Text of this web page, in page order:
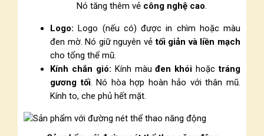
Nó tăng thêm vẻ công nghệ cao.
Logo: Logo (nếu có) được in chìm hoặc màu
đen mờ. Nó giữ nguyên vẻtối giản và liền mạch
cho tổng thể mũ.
Kính chắn gió: Kính màuđen khóihoặctráng
gương tối. Nó hòa hợp hoàn hảo với thân mũ.
Kính to, che phủ hết mặt.